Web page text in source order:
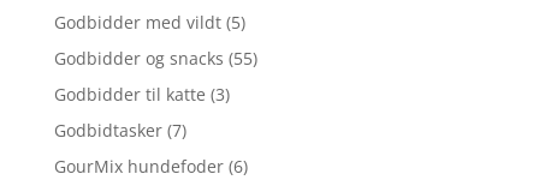
Godbidder med vildt (5)
Godbidder og snacks (55)
Godbidder til katte (3)
Godbidtasker (7)
GourMix hundefoder (6)